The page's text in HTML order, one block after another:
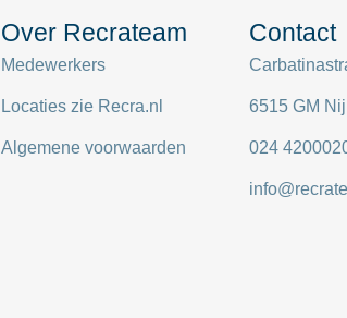
Over Recrateam
Medewerkers
Locaties zie Recra.nl
Algemene voorwaarden
Contact
6515 GM
024